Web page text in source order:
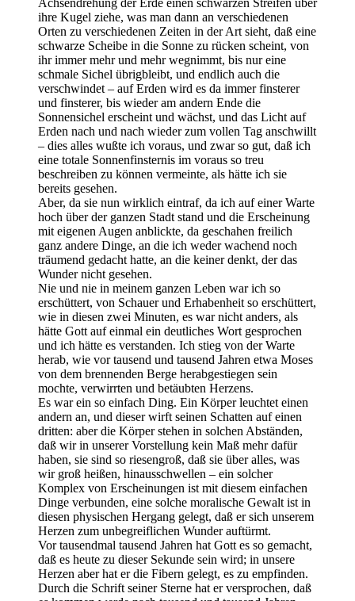
ihre Kugel ziehe, was man dann an verschiedenen
Orten zu verschiedenen Zeiten in der Art sieht, daß eine
schwarze Scheibe in die Sonne zu rücken scheint, von
ihr immer mehr und mehr wegnimmt, bis nur eine
schmale Sichel übrigbleibt, und endlich auch die
verschwindet – auf Erden wird es da immer finsterer
und finsterer, bis wieder am andern Ende die
Sonnensichel erscheint und wächst, und das Licht auf
Erden nach und nach wieder zum vollen Tag anschwillt
– dies alles wußte ich voraus, und zwar so gut, daß ich
eine totale Sonnenfinsternis im voraus so treu
beschreiben zu können vermeinte, als hätte ich sie
bereits gesehen.
Aber, da sie nun wirklich eintraf, da ich auf einer Warte
hoch über der ganzen Stadt stand und die Erscheinung
mit eigenen Augen anblickte, da geschahen freilich
ganz andere Dinge, an die ich weder wachend noch
träumend gedacht hatte, an die keiner denkt, der das
Wunder nicht gesehen.
Nie und nie in meinem ganzen Leben war ich so
erschüttert, von Schauer und Erhabenheit so erschüttert,
wie in diesen zwei Minuten, es war nicht anders, als
hätte Gott auf einmal ein deutliches Wort gesprochen
und ich hätte es verstanden. Ich stieg von der Warte
herab, wie vor tausend und tausend Jahren etwa Moses
von dem brennenden Berge herabgestiegen sein
mochte, verwirrten und betäubten Herzens.
Es war ein so einfach Ding. Ein Körper leuchtet einen
andern an, und dieser wirft seinen Schatten auf einen
dritten: aber die Körper stehen in solchen Abständen,
daß wir in unserer Vorstellung kein Maß mehr dafür
haben, sie sind so riesengroß, daß sie über alles, was
wir groß heißen, hinausschwellen – ein solcher
Komplex von Erscheinungen ist mit diesem einfachen
Dinge verbunden, eine solche moralische Gewalt ist in
diesen physischen Hergang gelegt, daß er sich unserem
Herzen zum unbegreiflichen Wunder auftürmt.
Vor tausendmal tausend Jahren hat Gott es so gemacht,
daß es heute zu dieser Sekunde sein wird; in unsere
Herzen aber hat er die Fibern gelegt, es zu empfinden.
Durch die Schrift seiner Sterne hat er versprochen, daß